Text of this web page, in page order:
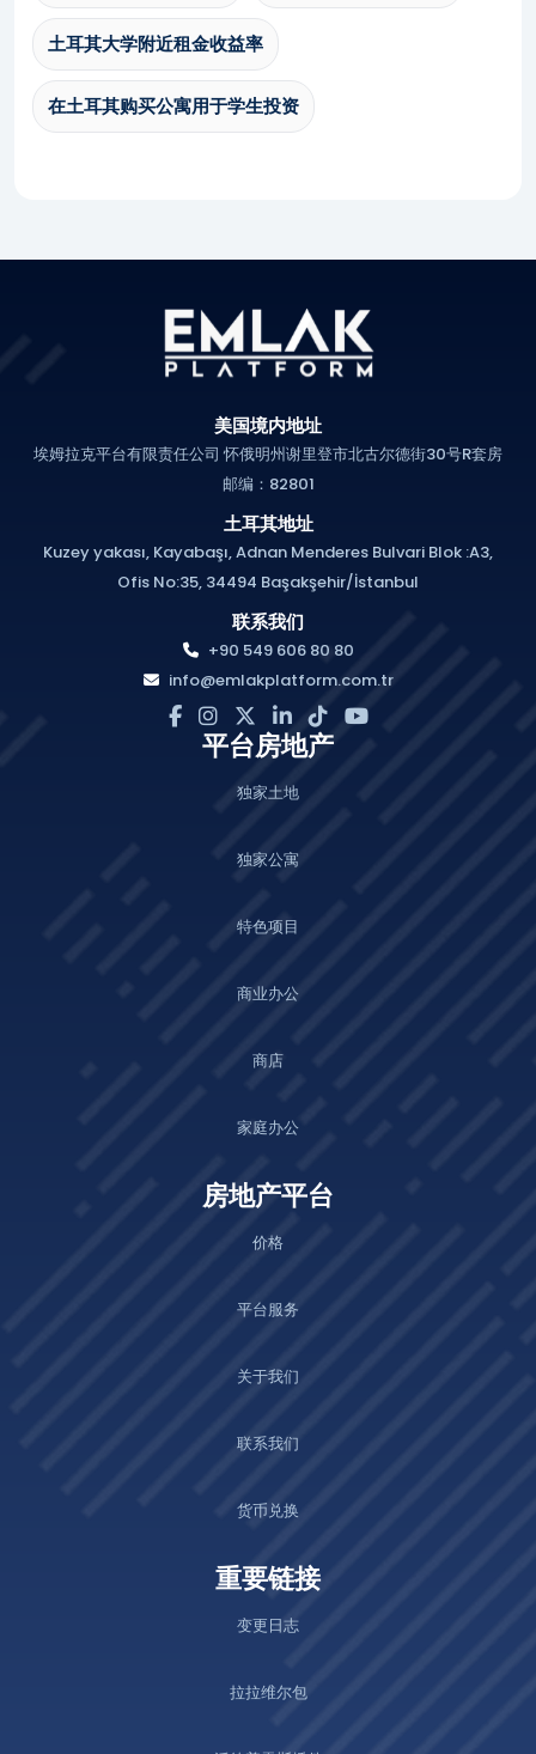
土耳其大学附近租金收益率
在土耳其购买公寓用于学生投资
美国境内地址
埃姆拉克平台有限责任公司 怀俄明州谢里登市北古尔德街30号R套房
邮编：82801
土耳其地址
Kuzey yakası, Kayabaşı, Adnan Menderes Bulvari Blok :A3,
Ofis No:35, 34494 Başakşehir/İstanbul
联系我们
+90 549 606 80 80
info@emlakplatform.com.tr
平台房地产
独家土地
独家公寓
特色项目
商业办公
商店
家庭办公
房地产平台
价格
平台服务
关于我们
联系我们
货币兑换
重要链接
变更日志
拉拉维尔包